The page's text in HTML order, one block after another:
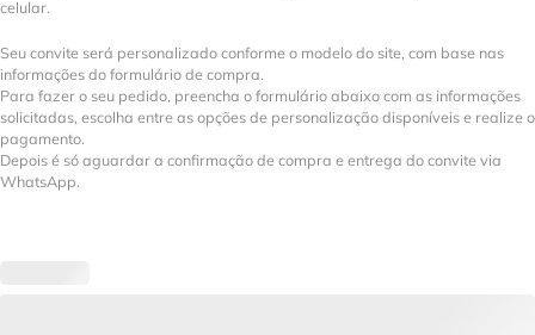
celular.
Seu convite será personalizado conforme o modelo do site, com base nas
informações do formulário de compra.
Para fazer o seu pedido, preencha o formulário abaixo com as informações
solicitadas, escolha entre as opções de personalização disponíveis e realize o
pagamento.
Depois é só aguardar a confirmação de compra e entrega do convite via
WhatsApp.